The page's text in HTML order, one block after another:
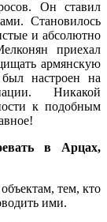
Он ставил
Становилось
и абсолютно
приехал
армянскую
настроен на
Никакой
к подобным
в Арцах,
тем, кто
ими.